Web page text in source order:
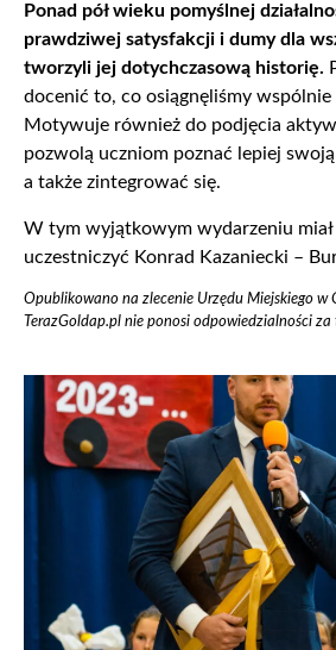
Ponad pół wieku pomyślnej
prawdziwej satysfakcji i dumy dla
tworzyli jej dotychczasową historię.
docenić to, co osiągnęliśmy
Motywuje również do podjęcia
pozwolą uczniom poznać lepiej
a także zintegrować się.
W tym wyjątkowym wydarzeniu miał
uczestniczyć Konrad Kazaniecki –
Opublikowano na zlecenie Urzędu Miejskiego w
TerazGoldap.pl nie ponosi odpowiedzialności